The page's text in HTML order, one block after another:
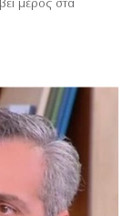
μέρος στα